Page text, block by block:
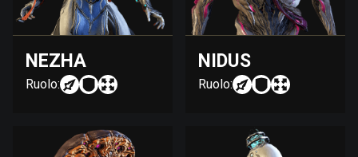
NEZHA
Ruolo:
NIDUS
Ruolo: